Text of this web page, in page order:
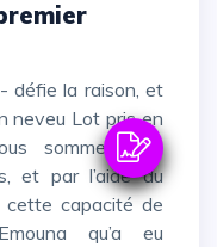
neveu Lot pris en
sommes des
et par l’aide du
cette capacité de
qu’a eu